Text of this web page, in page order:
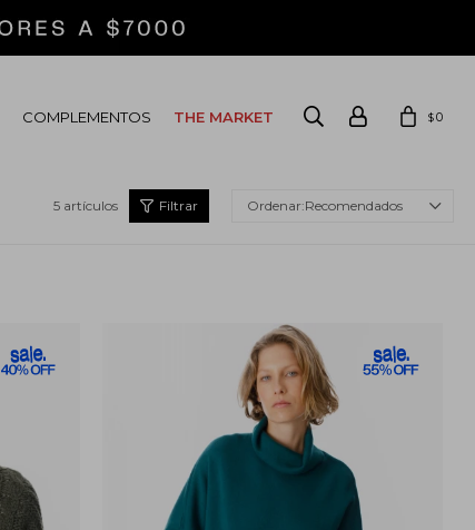
COMPLEMENTOS THE MARKET $0
5 artículos Recomendados